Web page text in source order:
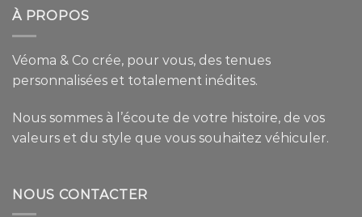
À PROPOS
Véoma & Co crée, pour vous, des tenues
personnalisées et totalement inédites.
Nous sommes à l’écoute de votre histoire, de vos
valeurs et du style que vous souhaitez véhiculer.
NOUS CONTACTER